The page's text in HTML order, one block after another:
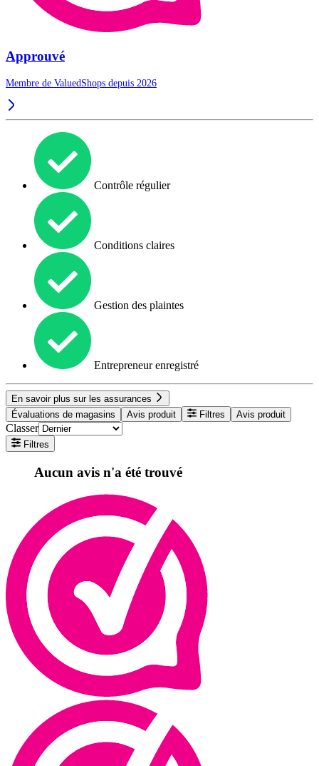
Approuvé
Membre de ValuedShops depuis 2026
Contrôle régulier
Conditions claires
Gestion des plaintes
Entrepreneur enregistré
En savoir plus sur les assurances
Évaluations de magasins
Avis produit Filtres Avis produit
Classer
Filtres
Aucun avis n'a été trouvé